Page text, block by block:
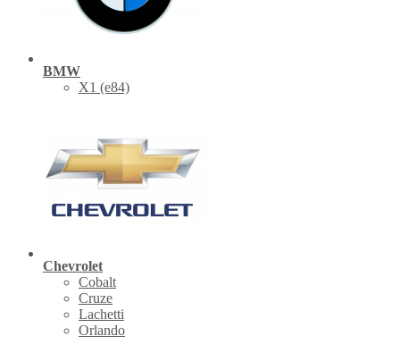
BMW
X1 (е84)
Chevrolet
Cobalt
Cruze
Lachetti
Orlando